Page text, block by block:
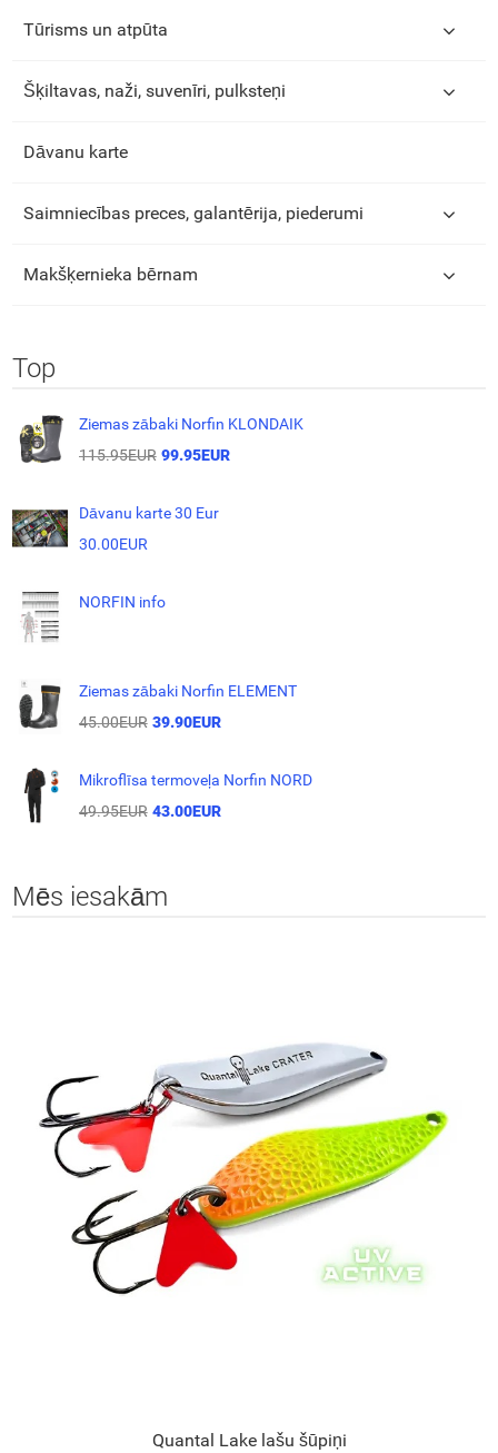
Tūrisms un atpūta
Šķiltavas, naži, suvenīri, pulksteņi
Dāvanu karte
Saimniecības preces, galantērija, piederumi
Makšķernieka bērnam
Top
Ziemas zābaki Norfin KLONDAIK
115.95EUR 99.95EUR
Dāvanu karte 30 Eur
30.00EUR
NORFIN info
Ziemas zābaki Norfin ELEMENT
45.00EUR 39.90EUR
Mikroflīsa termoveļa Norfin NORD
49.95EUR 43.00EUR
Mēs iesakām
Quantal Lake lašu šūpiņi